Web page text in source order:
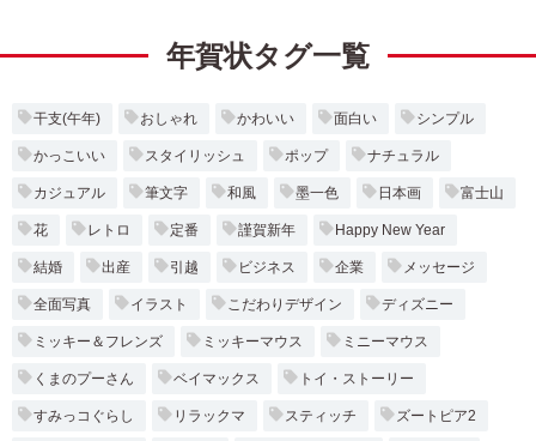
年賀状タグ一覧
干支(午年) おしゃれ かわいい 面白い シンプル
かっこいい スタイリッシュ ポップ ナチュラル
カジュアル 筆文字 和風 墨一色 日本画 富士山
花 レトロ 定番 謹賀新年 Happy New Year
結婚 出産 引越 ビジネス 企業 メッセージ
全面写真 イラスト こだわりデザイン ディズニー
ミッキー＆フレンズ ミッキーマウス ミニーマウス
くまのプーさん ベイマックス トイ・ストーリー
すみっコぐらし リラックマ スティッチ ズートピア2